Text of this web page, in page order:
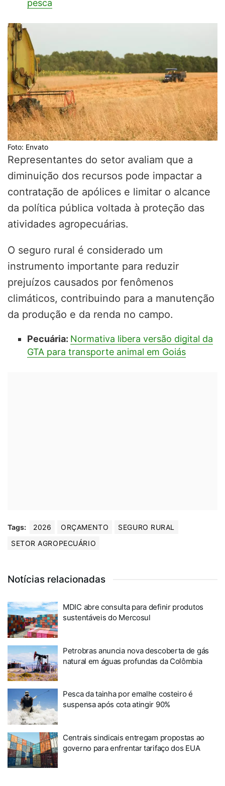
pesca
Foto: Envato
Representantes do setor avaliam que a
diminuição dos recursos pode impactar a
contratação de apólices e limitar o alcance
da política pública voltada à proteção das
atividades agropecuárias.
O seguro rural é considerado um
instrumento importante para reduzir
prejuízos causados por fenômenos
climáticos, contribuindo para a manutenção
da produção e da renda no campo.
Pecuária: Normativa libera versão digital da
GTA para transporte animal em Goiás
Tags: 2026 ORÇAMENTO
SEGURO RURAL
SETOR AGROPECUÁRIO
Notícias relacionadas
MDIC abre consulta para definir produtos
sustentáveis do Mercosul
Petrobras anuncia nova descoberta de gás
natural em águas profundas da Colômbia
Pesca da tainha por emalhe costeiro é
suspensa após cota atingir 90%
Centrais sindicais entregam propostas ao
governo para enfrentar tarifaço dos EUA